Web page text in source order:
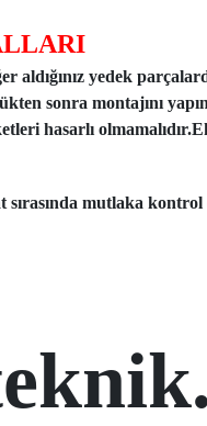
yedek
sonra montajını
hasarlı
sırasında mutlaka